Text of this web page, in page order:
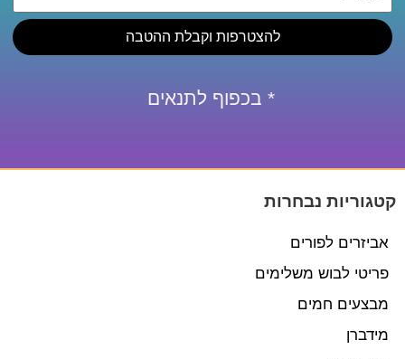
להצטרפות וקבלת ההטבה
* בכפוף לתנאים
קטגוריות נבחרות
אביזרים לפורים
פריטי לבוש משלימים
מבצעים חמים
מידברן